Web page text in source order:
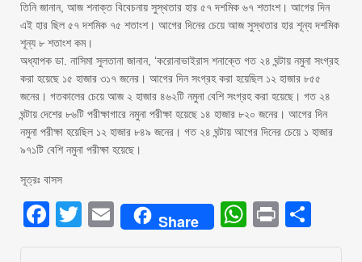
তিনি জানান, আজ শনাক্ত বিবেচনায় সুস্থতার হার ৫৭ দশমিক ৬৭ শতাংশ। আগের দিন
এই হার ছিল ৫৭ দশমিক ৭৫ শতাংশ। আগের দিনের চেয়ে আজ সুস্থতার হার শূন্য দশমিক
শূন্য ৮ শতাংশ কম।
অধ্যাপক ডা. নাসিমা সুলতানা জানান, ‘করোনাভাইরাস শনাক্তে গত ২৪ ঘন্টায় নমুনা সংগ্রহ
করা হয়েছে ১৫ হাজার ৩১৭ জনের। আগের দিন সংগ্রহ করা হয়েছিল ১২ হাজার ৮৫৫
জনের। গতকালের চেয়ে আজ ২ হাজার ৪৬২টি নমুনা বেশি সংগ্রহ করা হয়েছে। গত ২৪
ঘন্টায় দেশের ৮৬টি পরীক্ষাগারে নমুনা পরীক্ষা হয়েছে ১৪ হাজার ৮২০ জনের। আগের দিন
নমুনা পরীক্ষা হয়েছিল ১২ হাজার ৮৪৯ জনের। গত ২৪ ঘন্টায় আগের দিনের চেয়ে ১ হাজার
৯৭১টি বেশি নমুনা পরীক্ষা হয়েছে।
সূত্রঃ বাসস
Facebook
Twitter
EmailShare Print